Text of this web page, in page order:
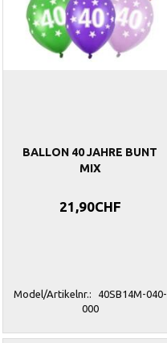
BALLON 40 JAHRE BUNT
MIX
21,90CHF
Model/Artikelnr.:
40SB14M-040-
000